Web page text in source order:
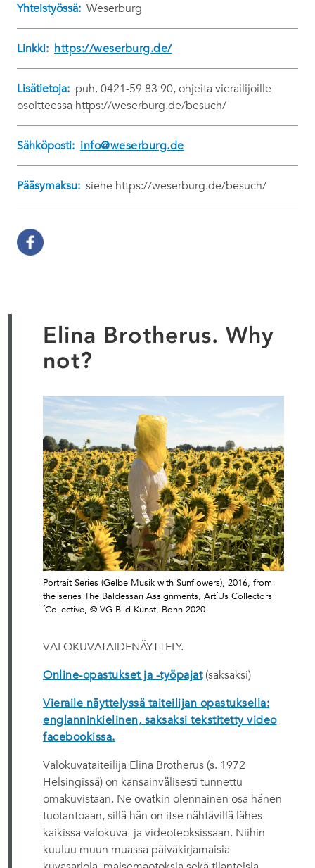
Yhteistyössä: Weserburg
Linkki: https://weserburg.de/
Lisätietoja: puh. 0421-59 83 90, ohjeita vierailijoille
osoitteessa https://weserburg.de/besuch/
Sähköposti: info@weserburg.de
Pääsymaksu: siehe https://weserburg.de/besuch/
Elina Brotherus. Why
not?
Portrait Series (Gelbe Musik with Sunflowers), 2016, from
the series The Baldessari Assignments, Art´Us Collectors
´Collective, © VG Bild-Kunst, Bonn 2020
VALOKUVATAIDENÄYTTELY.
Online-opastukset ja -työpajat(saksaksi)
Vieraile näyttelyssä taiteilijan opastuksella:
englanninkielinen, saksaksi tekstitetty video
facebookissa.
Valokuvataiteilija Elina Brotherus (s. 1972
Helsingissä) on kansainvälisesti tunnettu
omakuvistaan. Ne ovatkin olennainen osa hänen
tuotantoaan, sillä hän on itse nähtävillä lähes
kaikissa valokuva- ja videoteoksissaan. Niihin
kuuluu muun muassa päiväkirjamaisia